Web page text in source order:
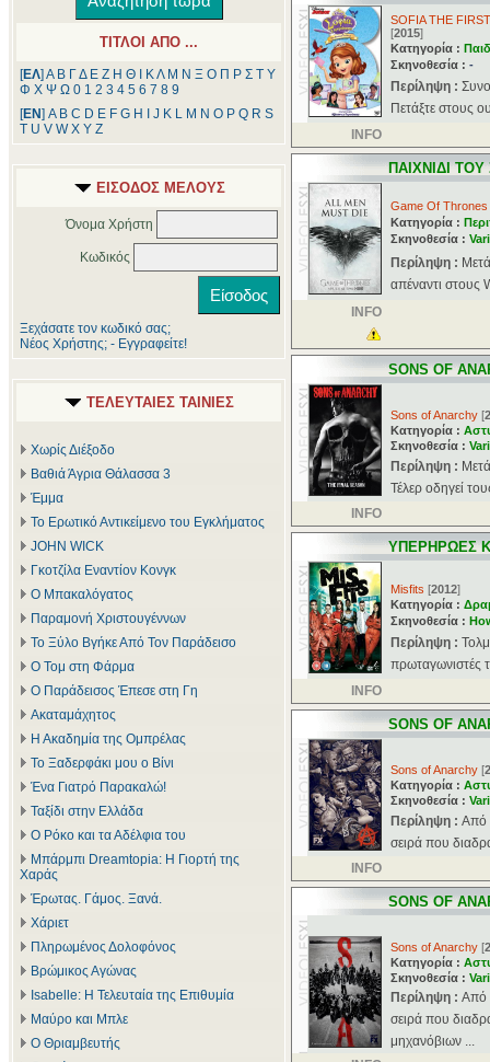
ΤΙΤΛΟΙ ΑΠΟ ...
[ΕΛ] Α Β ΓΔ Ε Ζ Η Θ ΚΛ Μ Ν Ξ Ο Π Ρ Σ Τ Υ
Φ Χ Ψ Ω 0 1 2 3 4 5 6 7 8 9
[ΕΝ] A B C D E F G H J K L M N O P Q R S
T U V W X Y Z
ΕΙΣΟΔΟΣ ΜΕΛΟΥΣ
Όνομα Χρήστη
Κωδικός
Ξεχάσατε τον κωδικό σας;
Νέος Χρήστης; - Εγγραφείτε!
ΤΕΛΕΥΤΑΙΕΣ ΤΑΙΝΙΕΣ
Χωρίς Διέξοδο
Βαθιά Άγρια Θάλασσα 3
Έμμα
Το Ερωτικό Αντικείμενο του Εγκλήματος
JOHN WICK
Γκοτζίλα Εναντίον Κονγκ
Ο Μπακαλόγατος
Παραμονή Χριστουγέννων
Το Ξύλο Βγήκε Από Τον Παράδεισο
Ο Τομ στη Φάρμα
Ο Παράδεισος Έπεσε στη Γη
Ακαταμάχητος
Η Ακαδημία της Ομπρέλας
Το Ξαδερφάκι μου ο Βίνι
Ένα Γιατρό Παρακαλώ!
Ταξίδι στην Ελλάδα
Ο Ρόκο και τα Αδέλφια του
Μπάρμπι Dreamtopia: Η Γιορτή της
Χαράς
Έρωτας. Γάμος. Ξανά.
Χάριετ
Πληρωμένος Δολοφόνος
Βρώμικος Αγώνας
Isabelle: Η Τελευταία της Επιθυμία
Μαύρο και Μπλε
Ο Θριαμβευτής
SOFIA THE
[2015]
Κατηγορία :
Σκηνοθεσία : -
Περίληψη :
Πετάξτε στους
INFO
ΠΑΙΧΝΙΔΙ
Game Of Thrones
Κατηγορία :
Σκηνοθεσία :
Περίληψη :
απέναντι στους
INFO
SONS OF
Sons of Anarchy [
Κατηγορία :
Σκηνοθεσία :
Περίληψη :
Τέλερ οδηγεί
INFO
ΥΠΕΡΗΡΩΕΣ
Misfits [2012]
Κατηγορία :
Σκηνοθεσία :
Περίληψη :
πρωταγωνιστές
INFO
SONS OF
Sons of Anarchy [
Κατηγορία :
Σκηνοθεσία :
Περίληψη : Aπό
σειρά που
INFO
SONS OF
Sons of Anarchy [
Κατηγορία :
Σκηνοθεσία :
Περίληψη : Aπό
σειρά που
μηχανόβιων ...